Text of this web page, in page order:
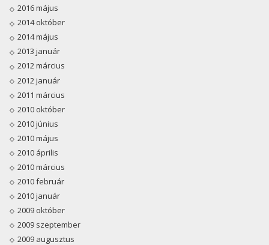
2016 május
2014 október
2014 május
2013 január
2012 március
2012 január
2011 március
2010 október
2010 június
2010 május
2010 április
2010 március
2010 február
2010 január
2009 október
2009 szeptember
2009 augusztus